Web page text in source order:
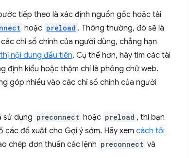
tiếp theo là xác định nguồn gốc hoặc tài
hoặc preload . Thông thường, đó sẽ là
chỉ số chính của người dùng, chẳng hạn
nội dung đầu tiên. Cụ thể hơn, hãy tìm các tài
định kiểu hoặc thậm chí là phông chữ web.
góp nhiều vào các chỉ số chính của người
sử dụng preconnect hoặc preload , thì bạn
đề xuất cho Gợi ý sớm. Hãy xem cách tối
chép đơn thuần các lệnh preconnect và